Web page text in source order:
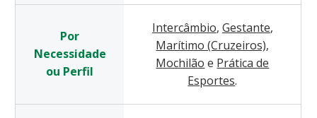
Por
Necessidade
ou Perfil
Intercâmbio, Gestante,
Marítimo (Cruzeiros),
Mochilão e Prática de
Esportes.